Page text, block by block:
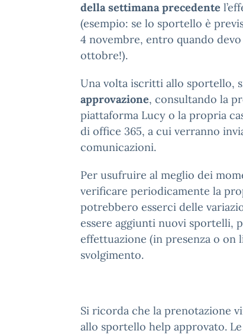
della settimana precedente
(esempio: se lo sportello è
4 novembre, entro quando
ottobre!).
Una volta iscritti allo sportello,
approvazione, consultando la
piattaforma Lucy o la propria
di office 365, a cui verranno
comunicazioni.
Per usufruire al meglio dei
verificare periodicamente la
potrebbero esserci delle
essere aggiunti nuovi sportelli,
effettuazione (in presenza o on
svolgimento.
Si ricorda che la prenotazione
allo sportello help approvato.